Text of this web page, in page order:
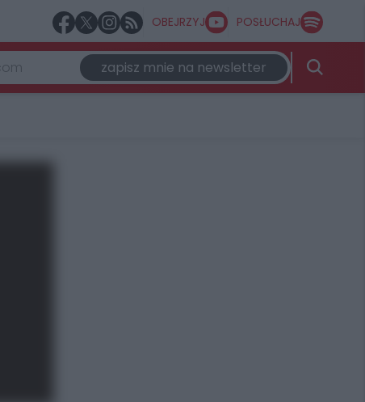
OBEJRZYJ POSŁUCHAJ
zapisz mnie na newsletter